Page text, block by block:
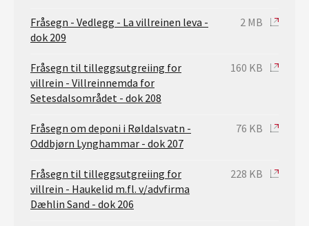
Fråsegn - Vedlegg - La villreinen leva -
dok 209
2 MB
Fråsegn til tilleggsutgreiing for
villrein - Villreinnemda for
Setesdalsområdet - dok 208
160 KB
Fråsegn om deponi i Røldalsvatn -
Oddbjørn Lynghammar - dok 207
76 KB
Fråsegn til tilleggsutgreiing for
villrein - Haukelid m.fl. v/advfirma
Dæhlin Sand - dok 206
228 KB